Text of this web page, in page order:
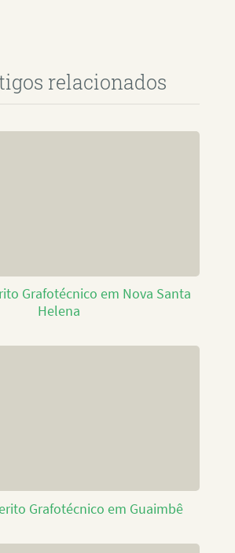
relacionados
Grafotécnico em Nova Santa
Helena
Grafotécnico em Guaimbê